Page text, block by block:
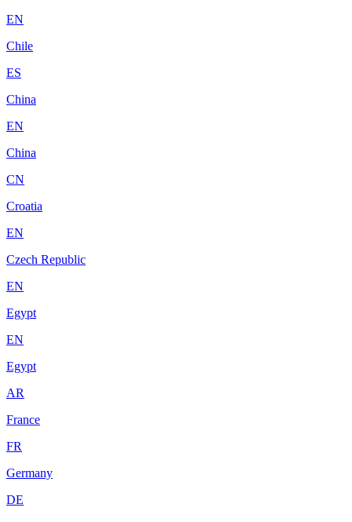
EN
Chile
ES
China
EN
China
CN
Croatia
EN
Czech Republic
EN
Egypt
EN
Egypt
AR
France
FR
Germany
DE